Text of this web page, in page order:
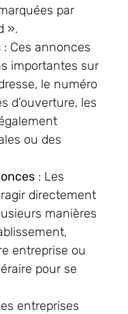
par
».
: Ces annonces
importantes sur
le numéro
d’ouverture, les
ou des
: Les
directement
manières
entreprise ou
pour se
entreprises